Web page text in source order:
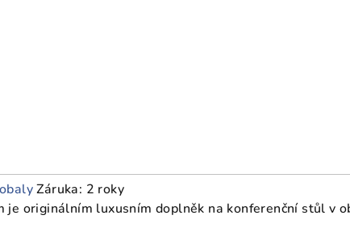
Záruka: 2 roky
je originálním luxusním doplněk na konferenční stůl